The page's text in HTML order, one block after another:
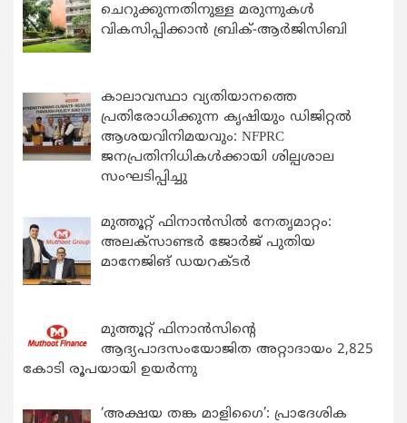
ചെറുക്കുന്നതിനുള്ള മരുന്നുകള്‍
വികസിപ്പിക്കാന്‍ ബ്രിക്-ആര്‍ജിസിബി
കാലാവസ്ഥാ വ്യതിയാനത്തെ
പ്രതിരോധിക്കുന്ന കൃഷിയും ഡിജിറ്റൽ
ആശയവിനിമയവും: NFPRC
ജനപ്രതിനിധികൾക്കായി ശില്പശാല
സംഘടിപ്പിച്ചു
മുത്തൂറ്റ് ഫിനാൻസിൽ നേതൃമാറ്റം:
അലക്സാണ്ടർ ജോർജ് പുതിയ
മാനേജിങ് ഡയറക്ടർ
മുത്തൂറ്റ് ഫിനാൻസിന്റെ
ആദ്യപാദസംയോജിത അറ്റാദായം 2,825
കോടി രൂപയായി ഉയർന്നു
‘അക്ഷയ തങ്ക മാളിഗൈ’: പ്രാദേശിക